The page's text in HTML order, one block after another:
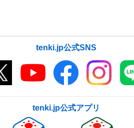
tenki.jp公式SNS
tenki.jp公式アプリ